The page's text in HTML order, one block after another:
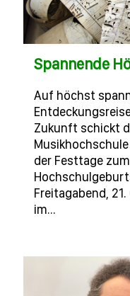
Spannende
Auf höchst
Zukunft schickt
der Festtage
Freitagabend,
im…